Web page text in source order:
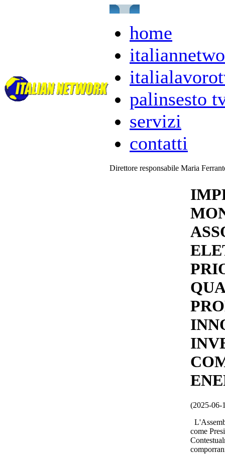
home
palinsesto
servizi
contatti
Direttore responsabile Maria
(2025-06-
come